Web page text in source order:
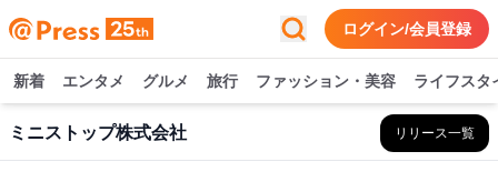
ログイン/会員登録
新着 エンタメ グルメ 旅行 ファッション・美容 ライフスタ
ミニストップ株式会社 リリース一覧